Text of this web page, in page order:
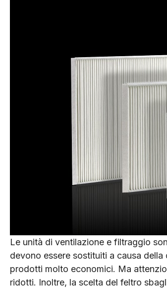
Le unità di ventilazione e filtraggio
devono essere sostituiti a causa
prodotti molto economici. Ma
ridotti. Inoltre, la scelta del feltro